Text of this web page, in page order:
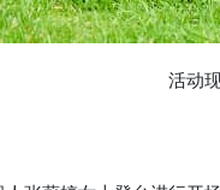
活动现